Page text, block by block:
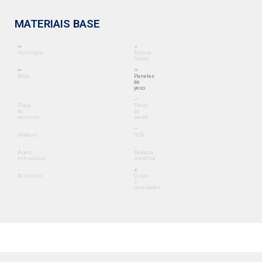
MATERIAIS BASE
Hormigón
Bloque
hueco
Roca
Paneles
de
yeso
Placa
de
cemento
Panel
de
pared
Madera OSB
Acero
estructural
Baldosa
metálica
Aluminio
Guías
y
cantidades